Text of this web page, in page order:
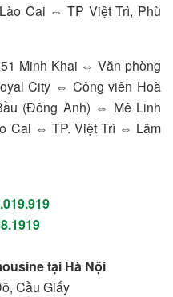
Cai ⇔ TP Việt Trì, Phù
Minh Khai ⇔ Văn phòng
City ⇔ Công viên Hoà
(Đông Anh) ⇔ Mê Linh
Cai ⇔ TP. Việt Trì ⇔ Lâm
tại Hà Nội
Cầu Giấy